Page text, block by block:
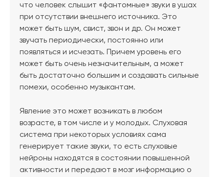
что человек слышит «фантомные» звуки в ушах
при отсутствии внешнего источника. Это
может быть шум, свист, звон и др. Он может
звучать периодически, постоянно или
появляться и исчезать. Причем уровень его
может быть очень незначительным, а может
быть достаточно большим и создавать сильные
помехи, особенно музыкантам.
Явление это может возникать в любом
возрасте, в том числе и у молодых. Слуховая
система при некоторых условиях сама
генерирует такие звуки, то есть слуховые
нейроны находятся в состоянии повышенной
активности и передают в мозг информацию о